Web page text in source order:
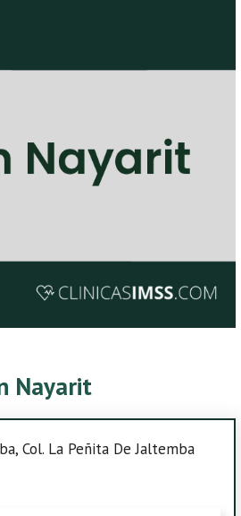
Nayarit
Col. La Peñita De Jaltemba